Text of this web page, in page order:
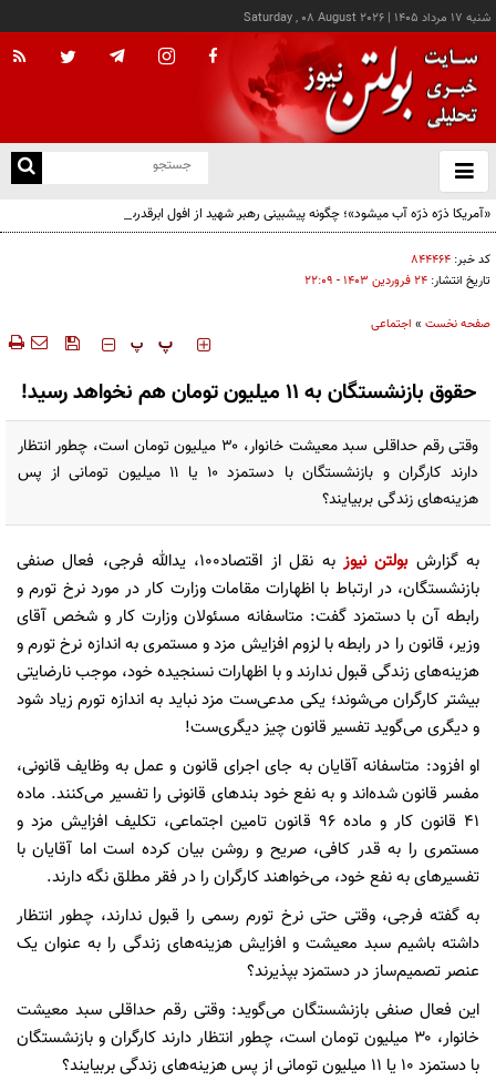
شنبه ۱۷ مرداد ۱۴۰۵ |
Saturday , 08 August 2026
باز
و
«آمریکا ذرّه ذرّه آب میشود»؛ چگونه پیشبینی رهبر شهید از افول ابرقدرت به حقیقت پیوست؟
کد خبر: ۸۴۴۴۶۴
تاریخ انتشار: ۲۴ فروردين ۱۴۰۳ - ۲۲:۰۹
صفحه نخست » اجتماعی
‍‍‍ پ پ
حقوق بازنشستگان به 11 میلیون تومان هم نخواهد رسید!
وقتی رقم حداقلی سبد معیشت خانوار، ۳۰ میلیون تومان است، چطور انتظار
دارند کارگران و بازنشستگان با دستمزد ۱۰ یا ۱۱ میلیون تومانی از پس
هزینه‌های زندگی بربیایند؟
به گزارشبولتن نیوز
به نقل از اقتصاد100، یدالله فرجی، فعال صنفی
بازنشستگان، در ارتباط با اظهارات مقامات وزارت کار در مورد نرخ تورم و
رابطه آن با دستمزد گفت: متاسفانه مسئولان وزارت کار و شخص آقای
وزیر، قانون را در رابطه با لزوم افزایش مزد و مستمری به اندازه نرخ تورم و
هزینه‌های زندگی قبول ندارند و با اظهارات نسنجیده خود، موجب نارضایتی
بیشتر کارگران می‌شوند؛ یکی مدعی‌ست مزد نباید به اندازه تورم زیاد شود
و دیگری می‌گوید تفسیر قانون چیز دیگری‌ست!
او افزود: متاسفانه آقایان به جای اجرای قانون و عمل به وظایف قانونی،
مفسر قانون شده‌اند و به نفع خود بندهای قانونی را تفسیر می‌کنند. ماده
۴۱ قانون کار و ماده ۹۶ قانون تامین اجتماعی، تکلیف افزایش مزد و
مستمری را به قدر کافی، صریح و روشن بیان کرده است اما آقایان با
تفسیرهای به نفع خود، می‌خواهند کارگران را در فقر مطلق نگه دارند.
به گفته فرجی، وقتی حتی نرخ تورم رسمی را قبول ندارند، چطور انتظار
داشته باشیم سبد معیشت و افزایش هزینه‌های زندگی را به عنوان یک
عنصر تصمیم‌ساز در دستمزد بپذیرند؟
این فعال صنفی بازنشستگان می‌گوید: وقتی رقم حداقلی سبد معیشت
خانوار، ۳۰ میلیون تومان است، چطور انتظار دارند کارگران و بازنشستگان
با دستمزد ۱۰ یا ۱۱ میلیون تومانی از پس هزینه‌های زندگی بربیایند؟